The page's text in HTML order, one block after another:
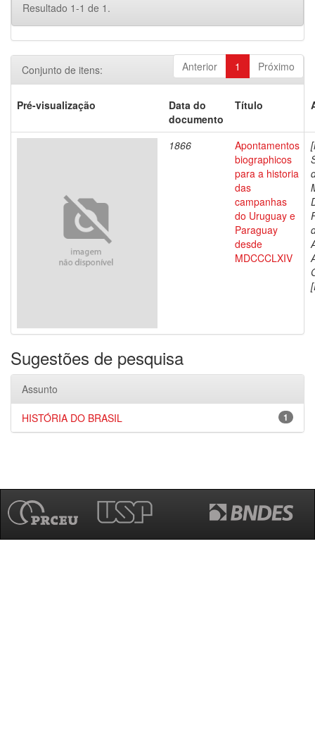
Resultado 1-1 de 1.
Anterior 1 Próximo
Conjunto de itens:
Pré-visualização
Data do
documento
Título
1866
Apontamentos
biographicos
para a historia
das
campanhas
do Uruguay e
Paraguay
desde
MDCCCLXIV
Sugestões de pesquisa
Assunto
1
HISTÓRIA DO BRASIL